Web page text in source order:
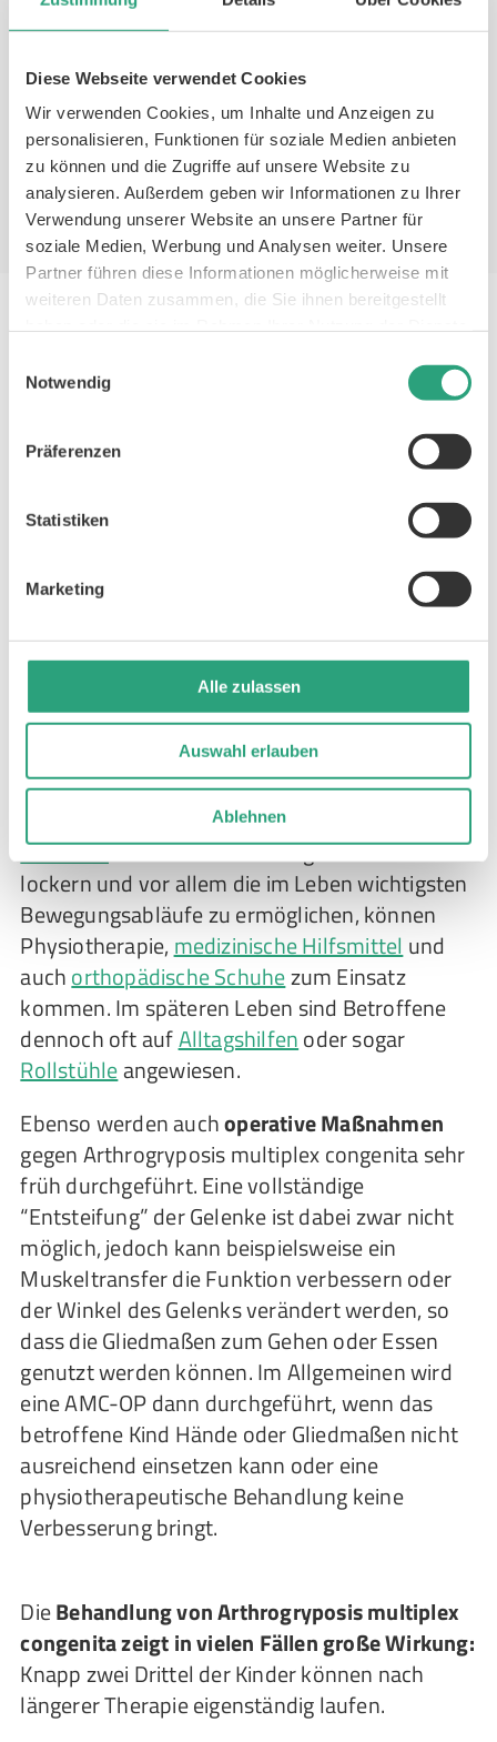
Diese Webseite verwendet Cookies
Wir verwenden Cookies, um Inhalte und Anzeigen zu
personalisieren, Funktionen für soziale Medien anbieten
zu können und die Zugriffe auf unsere Website zu
analysieren. Außerdem geben wir Informationen zu Ihrer
Verwendung unserer Website an unsere Partner für
soziale Medien, Werbung und Analysen weiter. Unsere
Partner führen diese Informationen möglicherweise mit
weiteren Daten zusammen, die Sie ihnen bereitgestellt
Notwendig
Präferenzen
Statistiken
Marketing
Alle zulassen
Auswahl erlauben
Ablehnen
beeinflussen und zu AMC führen. Hierzu
die Einnahme bestimmter Medikamente oder
Erkrankungen wie Multiple Skleroseoder
Myasthenia gravis.
Behandlung der Arthrogryposis
multidisziplinärer Behandlungsansatz sind
Lebensqualität von Betroffenen. Die
Behandlung der Arthrogryposis multiplex
congenita kann dabeisowohl konservativ als
erfolgen.
Diekonservative Arthrogrypose-Behandlung
setzt unmittelbar nach der Geburt des Kindes
ein. Den größten Erfolg verspricht dabei eine
Kombination aus Neurophysiologie und
Orthesen. Um die Gelenke möglicherweise zu
lockern und vor allem die im Leben wichtigsten
Bewegungsabläufe zu ermöglichen, können
Physiotherapie, medizinische Hilfsmittel und
auchorthopädische Schuhezum Einsatz
kommen. Im späteren Leben sind Betroffene
dennoch oft aufAlltagshilfenoder sogar
Rollstühleangewiesen.
Ebenso werden auchoperative Maßnahmen
gegen Arthrogryposis multiplex congenita sehr
früh durchgeführt. Eine vollständige
“Entsteifung” der Gelenke ist dabei zwar nicht
möglich, jedoch kann beispielsweise ein
Muskeltransfer die Funktion verbessern oder
der Winkel des Gelenks verändert werden, so
dass die Gliedmaßen zum Gehen oder Essen
genutzt werden können. Im Allgemeinen wird
eine AMC-OP dann durchgeführt, wenn das
betroffene Kind Hände oder Gliedmaßen nicht
ausreichend einsetzen kann oder eine
physiotherapeutische Behandlung keine
Verbesserung bringt.
DieBehandlung von Arthrogryposis multiplex
congenita zeigt in vielen Fällen große Wirkung:
Knapp zwei Drittel der Kinder können nach
längerer Therapie eigenständig laufen.